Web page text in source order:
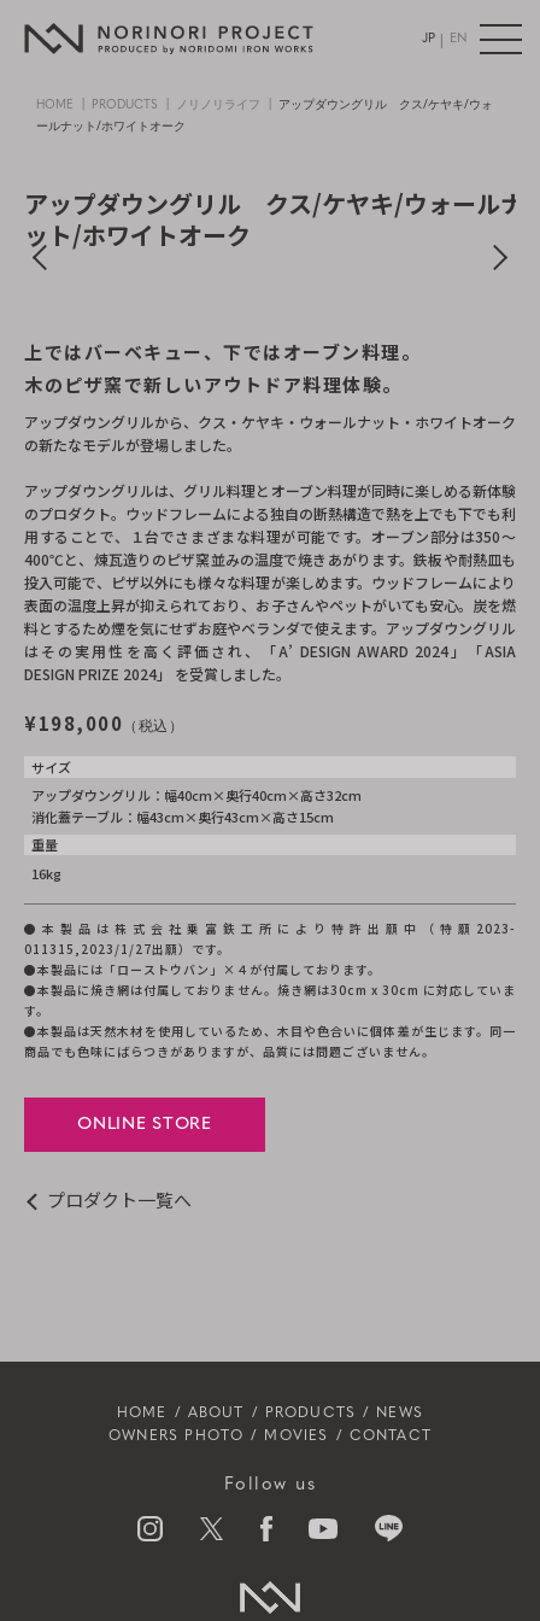
JP | EN
HOME PRODUCTS ノリノリライフ
アップダウングリル クス/ケヤキ/ウォ
ールナット/ホワイトオーク
アップダウングリル クス/ケヤキ/ウォールナ
ット/ホワイトオーク
上ではバーベキュー、下ではオーブン料理。
木のピザ窯で新しいアウトドア料理体験。
アップダウングリルから、クス・ケヤキ・ウォールナット・ホワイトオーク
の新たなモデルが登場しました。
アップダウングリルは、グリル料理とオーブン料理が同時に楽しめる新体験
のプロダクト。ウッドフレームによる独自の断熱構造で熱を上でも下でも利
用することで、１台でさまざまな料理が可能です。オーブン部分は350～
400℃と、煉瓦造りのピザ窯並みの温度で焼きあがります。鉄板や耐熱皿も
投入可能で、ピザ以外にも様々な料理が楽しめます。ウッドフレームにより
表面の温度上昇が抑えられており、お子さんやペットがいても安心。炭を燃
料とするため煙を気にせずお庭やベランダで使えます。アップダウングリル
はその実用性を高く評価され、「A’ DESIGN AWARD 2024」「ASIA
DESIGN PRIZE 2024」 を受賞しました。
¥198,000 （税込）
サイズ
アップダウングリル：幅40cm×奥行40cm×高さ32cm
消化蓋テーブル：幅43cm×奥行43cm×高さ15cm
重量
16kg
●本製品は株式会社乗富鉄工所により特許出願中（特願2023-
011315,2023/1/27出願）です。
●本製品には「ローストウバン」×４が付属しております。
●本製品に焼き網は付属しておりません。焼き網は30cm x 30cm に対応していま
す。
●本製品は天然木材を使用しているため、木目や色合いに個体差が生じます。同一
商品でも色味にばらつきがありますが、品質には問題ございません。
ONLINE STORE
プロダクト一覧へ
HOME ABOUT PRODUCTS
NEWS
OWNERS PHOTO
MOVIES CONTACT
Follow us